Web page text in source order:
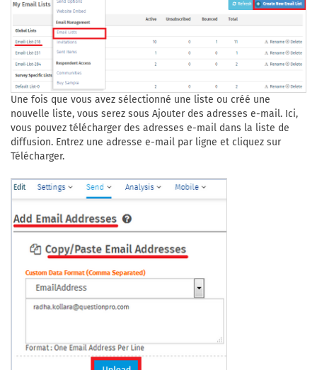
Une fois que vous avez sélectionné une liste ou créé une
nouvelle liste, vous serez sous Ajouter des adresses e-mail. Ici,
vous pouvez télécharger des adresses e-mail dans la liste de
diffusion. Entrez une adresse e-mail par ligne et cliquez sur
Télécharger.